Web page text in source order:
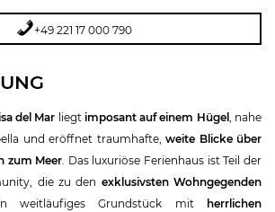
+49 221 17 000 790
del Mar liegt imposant auf einem Hügel, nahe
und eröffnet traumhafte, weite Blicke über
zum Meer . Das luxuriöse Ferienhaus ist Teil der
die zu den exklusivsten Wohngegenden
weitläufiges Grundstück mit herrlichen